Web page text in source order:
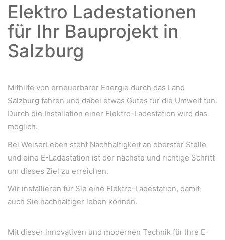
Elektro Ladestationen
für Ihr Bauprojekt in
Salzburg
Mithilfe von erneuerbarer Energie durch das Land
Salzburg fahren und dabei etwas Gutes für die Umwelt tun.
Durch die Installation einer Elektro-Ladestation wird das
möglich.
Bei WeiserLeben steht Nachhaltigkeit an oberster Stelle
und eine E-Ladestation ist der nächste und richtige Schritt
um dieses Ziel zu erreichen.
Wir installieren für Sie eine Elektro-Ladestation, damit
auch Sie nachhaltiger leben können.
Mit dieser innovativen und modernen Technik für Ihre E-